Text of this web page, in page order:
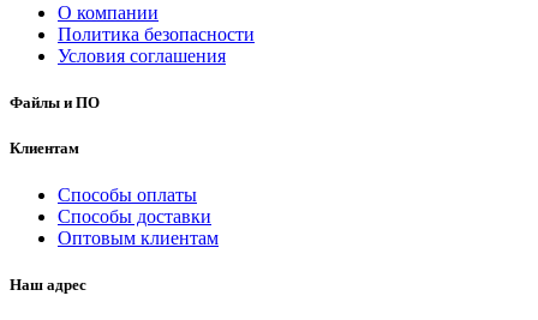
О компании
Политика безопасности
Условия соглашения
Файлы и ПО
Клиентам
Способы оплаты
Способы доставки
Оптовым клиентам
Наш адрес